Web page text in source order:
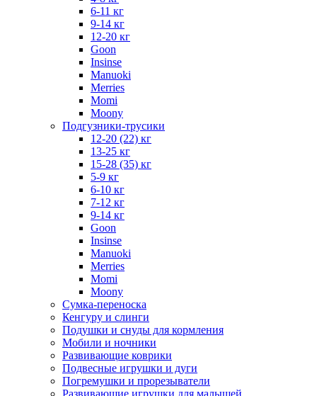
6-11 кг
9-14 кг
12-20 кг
Goon
Insinse
Manuoki
Merries
Momi
Moony
Подгузники-трусики
12-20 (22) кг
13-25 кг
15-28 (35) кг
5-9 кг
6-10 кг
7-12 кг
9-14 кг
Goon
Insinse
Manuoki
Merries
Momi
Moony
Сумка-переноска
Кенгуру и слинги
Подушки и снуды для кормления
Мобили и ночники
Развивающие коврики
Подвесные игрушки и дуги
Погремушки и прорезыватели
Развивающие игрушки для малышей